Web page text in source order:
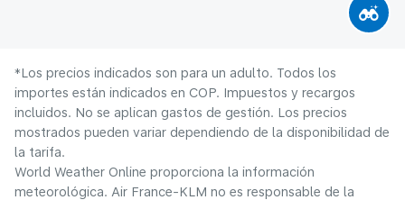
*Los precios indicados son para un adulto. Todos los
importes están indicados en COP. Impuestos y recargos
incluidos. No se aplican gastos de gestión. Los precios
mostrados pueden variar dependiendo de la disponibilidad de
la tarifa.
World Weather Online proporciona la información
meteorológica. Air France-KLM no es responsable de la